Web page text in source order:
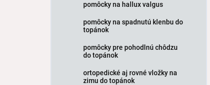
pomôcky na hallux valgus
pomôcky na spadnutú klenbu do
topánok
pomôcky pre pohodlnú chôdzu
do topánok
ortopedické aj rovné vložky na
zimu do topánok